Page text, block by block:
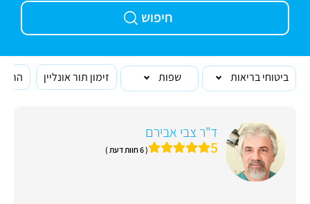
חיפוש
ביטוחי בריאות שפות זימון תור אונליין
ד"ר צבי אבירם
5 ( 6 חוות דעת )